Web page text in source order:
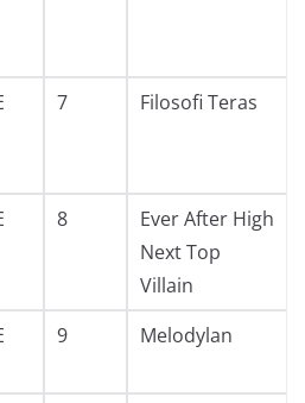
7 Filosofi Teras
8
Ever After High
Next Top
Villain
9 Melodylan